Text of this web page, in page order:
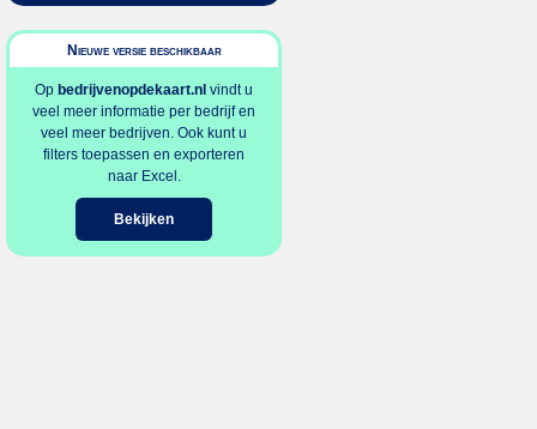
Nieuwe versie beschikbaar
Op bedrijvenopdekaart.nl vindt u
veel meer informatie per bedrijf en
veel meer bedrijven. Ook kunt u
filters toepassen en exporteren
naar Excel.
Bekijken